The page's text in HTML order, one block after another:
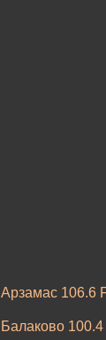
Арзамас 106.6
Балаково 100.4